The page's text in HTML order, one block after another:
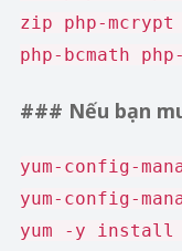
zip php-mcrypt
php-bcmath
### Nếu bạn
yum-config-
yum-config-
yum -y install